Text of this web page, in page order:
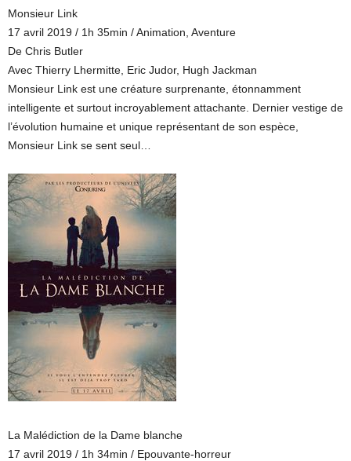
Monsieur Link
17 avril 2019 / 1h 35min / Animation, Aventure
De Chris Butler
Avec Thierry Lhermitte, Eric Judor, Hugh Jackman
Monsieur Link est une créature surprenante, étonnamment
intelligente et surtout incroyablement attachante. Dernier vestige de
l’évolution humaine et unique représentant de son espèce,
Monsieur Link se sent seul…
La Malédiction de la Dame blanche
17 avril 2019 / 1h 34min / Epouvante-horreur